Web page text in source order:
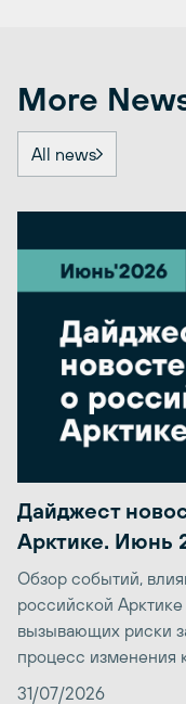
More
All news
Дайджест
Арктике. Июнь
Обзор событий,
российской
вызывающих риски
процесс изменения
31/07/2026